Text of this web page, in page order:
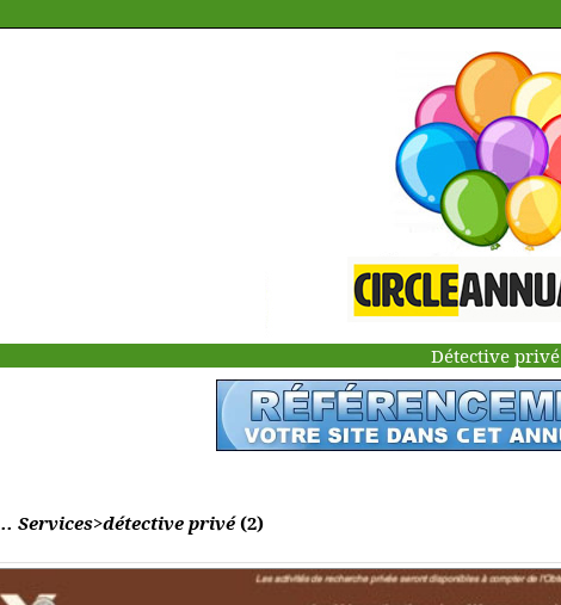
Détective privé
.. Services>détective privé(2)